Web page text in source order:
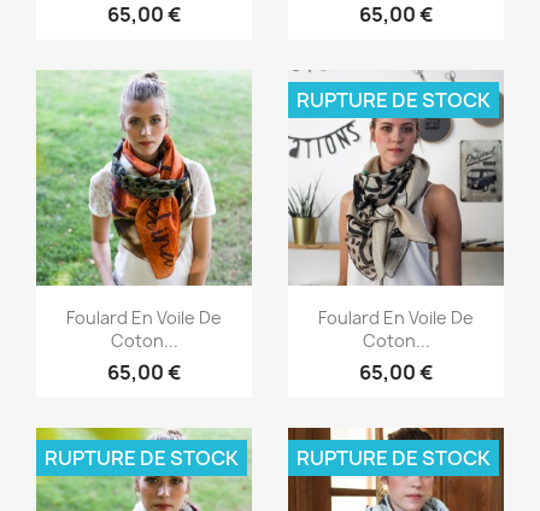
65,00 € 65,00 €
Aperçu rapide
Foulard En Voile De
Coton...
65,00 €
Aperçu rapide
Foulard En Voile De
Coton...
65,00 €
RUPTURE DE STOCK
RUPTURE DE STOCK RUPTURE DE STOCK